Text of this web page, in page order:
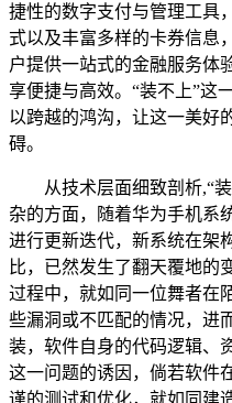
捷性的数字支付与管理工具
式以及丰富多样的卡券信息
户提供一站式的金融服务体
享便捷与高效。“装不上”这
以跨越的鸿沟，让这一美好
碍。
从技术层面细致剖析,“
杂的方面，随着华为手机系
进行更新迭代，新系统在架
比，已然发生了翻天覆地的
过程中，就如同一位舞者在
些漏洞或不匹配的情况，进
装，软件自身的代码逻辑、
这一问题的诱因，倘若软件
谨的测试和优化，就如同建